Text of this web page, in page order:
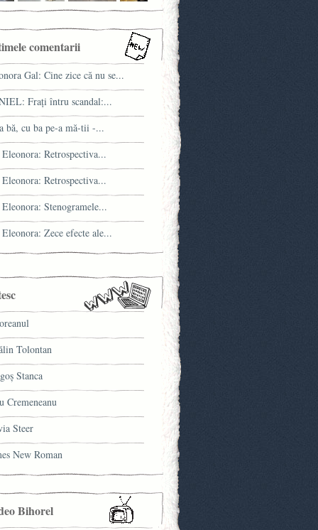
comentarii
Gal: Cine zice că nu se...
Fraţi întru scandal:...
bă, cu ba pe-a mă-tii -...
Retrospectiva...
Retrospectiva...
Stenogramele...
Zece efecte ale...
Tolontan
Stanca
Cremeneanu
Steer
New Roman
Bihorel